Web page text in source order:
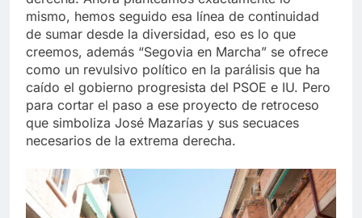
mismo, hemos seguido esa línea de continuidad
de sumar desde la diversidad, eso es lo que
creemos, además “Segovia en Marcha” se ofrece
como un revulsivo político en la parálisis que ha
caído el gobierno progresista del PSOE e IU. Pero
para cortar el paso a ese proyecto de retroceso
que simboliza José Mazarías y sus secuaces
necesarios de la extrema derecha.